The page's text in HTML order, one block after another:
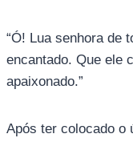
“Ó! Lua senhora de
encantado. Que ele
apaixonado.”
Após ter colocado o